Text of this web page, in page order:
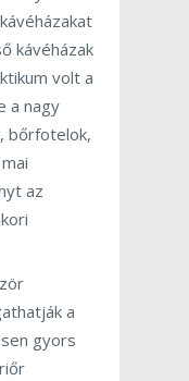
kávéházak
volt a
a nagy
bőrfotelok,
az
a
gyors